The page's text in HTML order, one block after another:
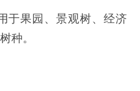
于果园、景观树、经济
种。